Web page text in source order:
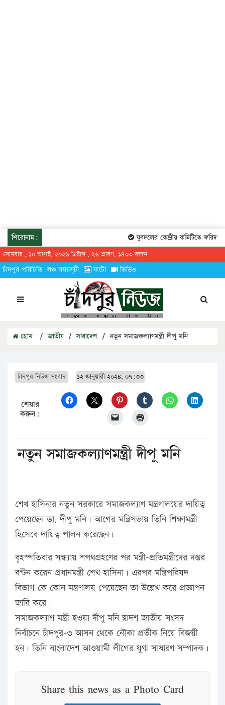
শিরোনাম: যুবদলের কেন্দ্রীয় কমিটিতে
সোমবার , ১০ আগস্ট, ২০২৬ খ্রিষ্টাব্দ , ২৬ শ্রাবণ, ১৪৩৩ বঙ্গাব্দ
চাঁদপুর পরিচিতি লঞ্চ সময়সূচী ফটো ভিডিও
হোম / জাতীয় / সারাদেশ / নতুন সমাজকল্যাণমন্ত্রী দীপু মনি
চাঁদপুর নিউজ সংবাদ ১২ জানুয়ারী ২০২৪, ০৭:৩৩
শেয়ার
করুন:
নতুন সমাজকল্যাণমন্ত্রী দীপু মনি
শেখ হাসিনার নতুন সরকারে সমাজকল্যাণ মন্ত্রণালয়ের দায়িত্ব
পেয়েছেন ডা. দীপু মনি। আগের মন্ত্রিসভায় তিনি শিক্ষামন্ত্রী
হিসেবে দায়িত্ব পালন করেছেন।
বৃহস্পতিবার সন্ধ্যায় শপথগ্রহণের পর মন্ত্রী-প্রতিমন্ত্রীদের দপ্তর
বণ্টন করেন প্রধানমন্ত্রী শেখ হাসিনা। এরপর মন্ত্রিপরিষদ
বিভাগ কে কোন মন্ত্রণালয় পেয়েছেন তা উল্লেখ করে প্রজ্ঞাপন
জারি করে।
সমাজকল্যাণ মন্ত্রী হওয়া দীপু মনি দ্বাদশ জাতীয় সংসদ
নির্বাচনে চাঁদপুর-৩ আসন থেকে নৌকা প্রতীক নিয়ে বিজয়ী
হন। তিনি বাংলাদেশ আওয়ামী লীগের যুগ্ম সাধারণ সম্পাদক।
Share this news as a Photo Card